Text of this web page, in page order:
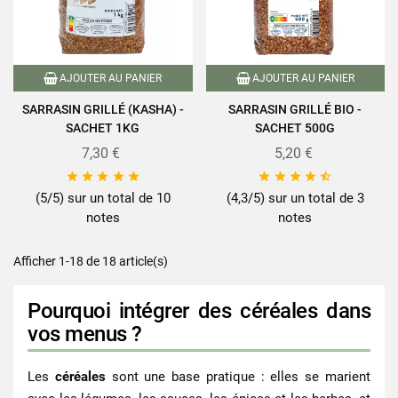
AJOUTER AU PANIER
SARRASIN GRILLÉ (KASHA) -
SACHET 1KG
7,30 €
    
(5/5) sur un total de 10
notes
AJOUTER AU PANIER
SARRASIN GRILLÉ BIO -
SACHET 500G
5,20 €
    
(4,3/5) sur un total de 3
notes
Afficher 1-18 de 18 article(s)
Pourquoi intégrer des céréales dans
vos menus ?
Les céréalessont une base pratique : elles se marient